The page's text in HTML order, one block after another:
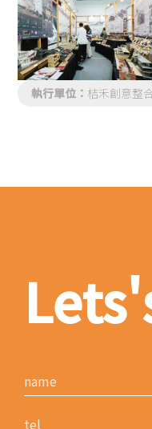
執行單位： 桔禾創意整